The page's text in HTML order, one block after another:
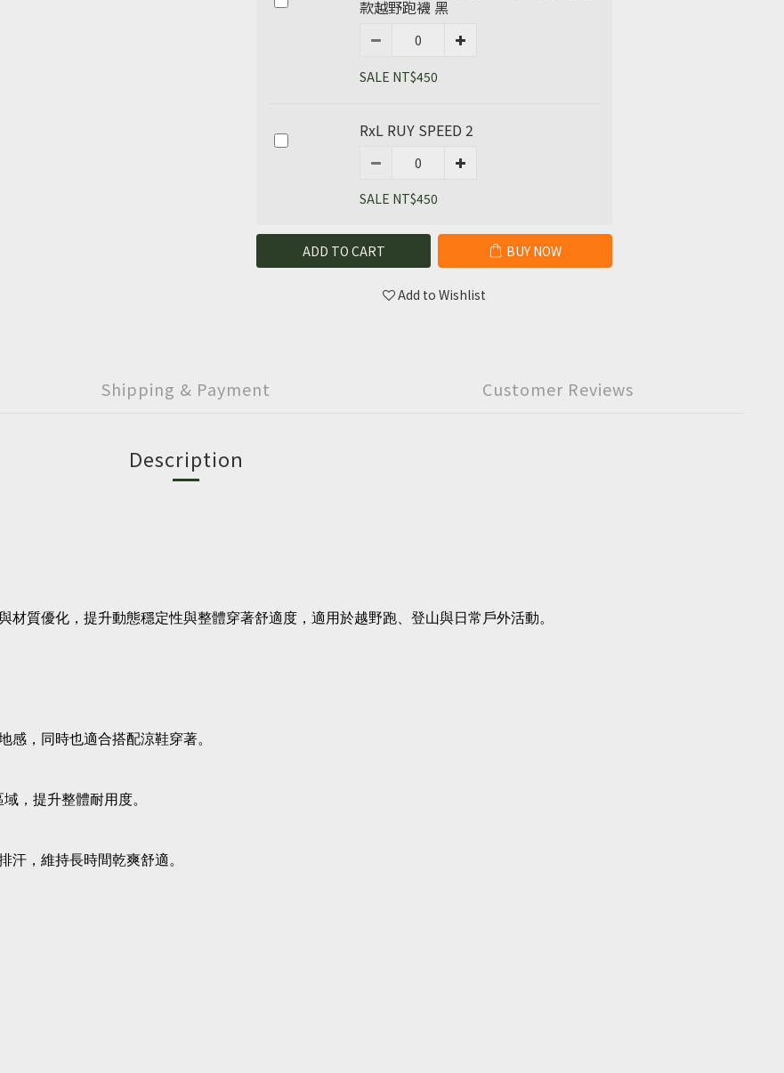
款越野跑襪 黑
SALE NT$450
RxL RUY SPEED 2
SALE NT$450
ADD TO CART BUY NOW
Add to Wishlist
Shipping & Payment Customer Reviews
Description
質優化，提升動態穩定性與整體穿著舒適度，適用於越野跑、登山與日常戶外活動。
，同時也適合搭配涼鞋穿著。
，提升整體耐用度。
，維持長時間乾爽舒適。